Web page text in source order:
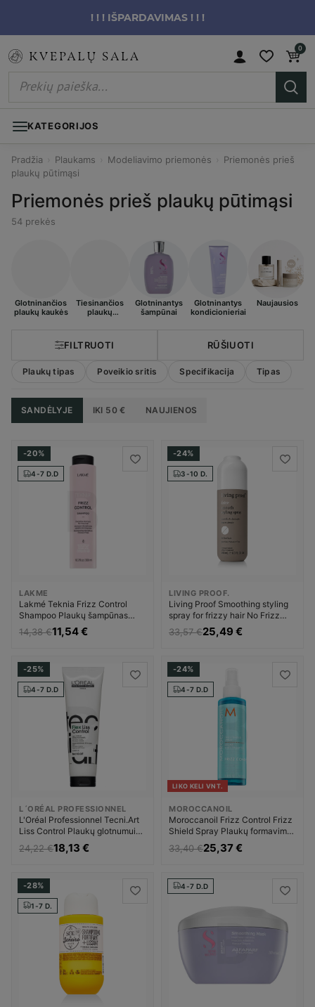
! ! ! IŠPARDAVIMAS ! ! !
0
KATEGORIJOS
Pradžia Plaukams Modeliavimo priemonės
Priemonės prieš
plaukų pūtimąsi
Priemonės prieš plaukų pūtimąsi
54 prekės
Glotninančios
plaukų kaukės
Tiesinančios
plaukų
Glotninantys
šampūnai
Glotninantys
kondicionieriai
Naujausios
FILTRUOTI
Plaukų tipas Poveikio sritis Specifikacija Tipas
RŪŠIUOTI
SANDĖLYJE IKI 50 € NAUJIENOS
-20%
4-7 D.D
LAKME
Lakmé Teknia Frizz Control
Shampoo Plaukų šampūnas
Unisex
14,38 €11,54 €
-24%
3-10 D.
LIVING PROOF.
Living Proof Smoothing styling
spray for frizzy hair No Frizz
(Smooth Styling Spray)
Priemonė nuo plaukų pūtimosi
33,57 €25,49 €
-25%
4-7 D.D
L´ORÉAL PROFESSIONNEL
L'Oréal Professionnel Tecni.Art
Liss Control Plaukų glotnumui
Priemonė nuo plaukų pūtimosi
Moterims
24,22 €18,13 €
-24%
4-7 D.D
LIKO KELI VNT.
MOROCCANOIL
Moroccanoil Frizz Control Frizz
Shield Spray Plaukų formavimo
priemonė Moterims
33,40 €25,37 €
-28%
1-7 D.
4-7 D.D